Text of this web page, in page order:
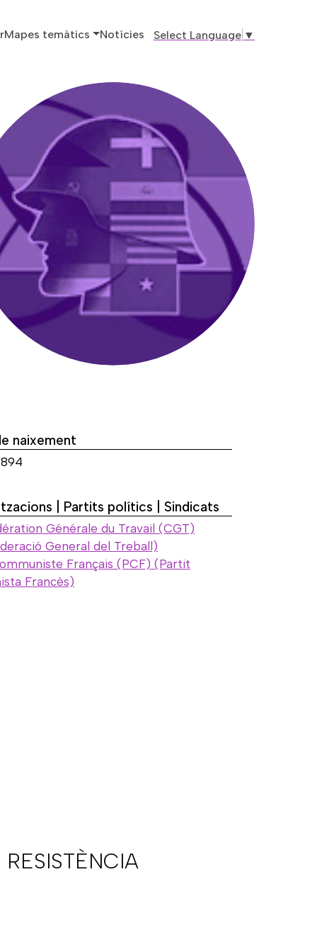
principal
Mapes temàtics Notícies Select Language ▼
naixement
| Partits polítics | Sindicats
Générale du Travail (CGT)
General del Treball)
Français (PCF) (Partit
Francès)